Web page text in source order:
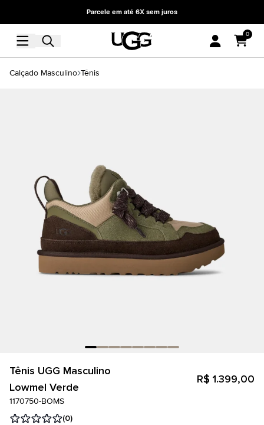
Parcele em até 6X sem juros
0
Calçado Masculino Tênis
Tênis UGG Masculino
Lowmel Verde
R$ 1.399,00
1170750-BOMS
(0)